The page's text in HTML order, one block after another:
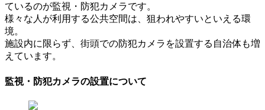
ているのが監視・防犯カメラです。
様々な人が利用する公共空間は、狙われやすいといえる環
境。
施設内に限らず、街頭での防犯カメラを設置する自治体も増
えています。
監視・防犯カメラの設置について